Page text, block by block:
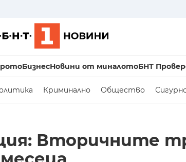
БизнесНовини от миналотоБНТ
Криминално Общество
Вторичните